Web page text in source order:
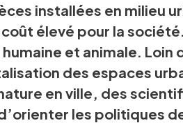
installées en milieu
élevé pour la
et animale. Loin
des espaces
en ville, des
les politiques